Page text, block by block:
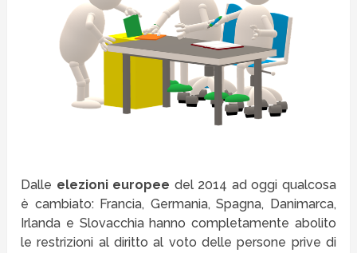
Dalle elezioni europee del 2014 ad oggi qualcosa
è cambiato: Francia, Germania, Spagna, Danimarca,
Irlanda e Slovacchia hanno completamente abolito
le restrizioni al diritto al voto delle persone prive di